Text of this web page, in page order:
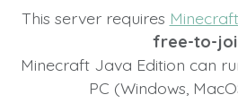
This server requires
free-to-
Minecraft Java Edition can
PC (Windows,